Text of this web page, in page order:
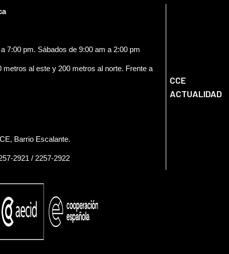
7:00 pm. Sábados de 9:00 am a 2:00 pm
metros al este y 200 metros al norte. Frente a
Barrio Escalante.
2921 / 2257-2922
CCE
ACTUALIDAD